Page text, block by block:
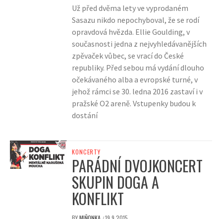
Už před dvěma lety ve vyprodaném
Sasazu nikdo nepochyboval, že se rodí
opravdová hvězda. Ellie Goulding, v
současnosti jedna z nejvyhledávanějších
zpěvaček vůbec, se vrací do České
republiky. Před sebou má vydání dlouho
očekávaného alba a evropské turné, v
jehož rámci se 30. ledna 2016 zastaví i v
pražské O2 areně. Vstupenky budou k
dostání
KONCERTY
PARÁDNÍ DVOJKONCERT
SKUPIN DOGA A
KONFLIKT